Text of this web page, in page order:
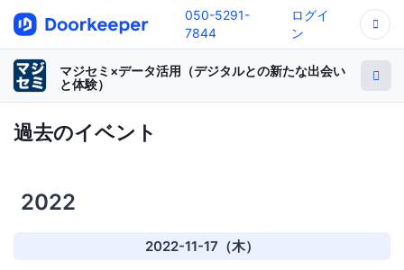
050-5291-
7844
ログイ
ン
マジセミ×データ活用（デジタルとの新たな出会い
と体験）
過去のイベント
2022
2022-11-17（木）